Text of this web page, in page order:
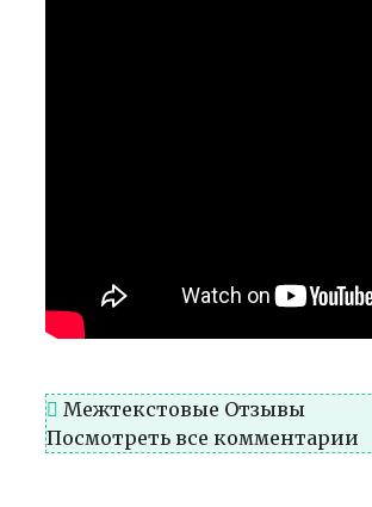
Межтекстовые Отзывы
Посмотреть все комментарии